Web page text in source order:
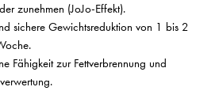
zunehmen (JoJo-Effekt).
sichere Gewichtsreduktion von 1 bis 2
Fähigkeit zur Fettverbrennung und